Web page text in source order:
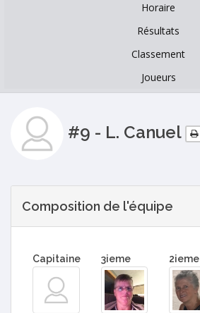
Horaire
Résultats
Classement
Joueurs
#9 - L. Canuel
Composition de l'équipe
Capitaine 3ieme 2ieme